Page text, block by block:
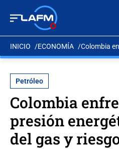
INICIO ECONOMÍA Colombia
Petróleo
Colombia
presión
del gas y